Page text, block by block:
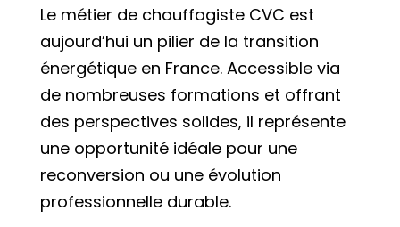
Le métier de chauffagiste CVC est
aujourd’hui un pilier de la transition
énergétique en France. Accessible via
de nombreuses formations et offrant
des perspectives solides, il représente
une opportunité idéale pour une
reconversion ou une évolution
professionnelle durable.